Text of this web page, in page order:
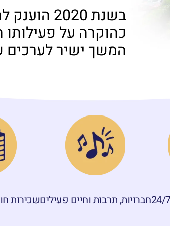
בשנת
כהוקרה על
המשך ישיר לערכים
חברויות, תרבות וחיים פעיליםשכירות